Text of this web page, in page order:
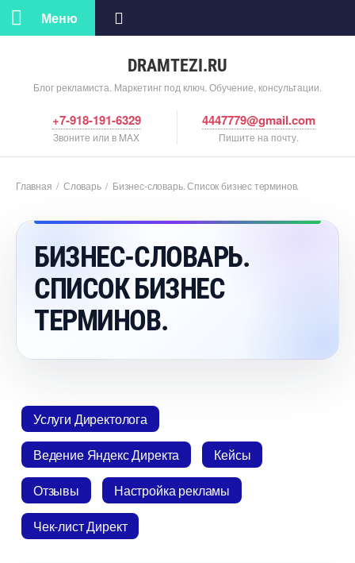
DRAMTEZI.RU
Блог рекламиста. Маркетинг под ключ. Обучение, консультации.
Меню
+7-918-191-6329
Звоните или в MAX
4447779@gmail.com
Пишите на почту.
Главная / Словарь/ Бизнес-словарь. Список бизнес терминов.
БИЗНЕС-СЛОВАРЬ.
СПИСОК БИЗНЕС
ТЕРМИНОВ.
Услуги Директолога
едение Яндекс Директа
Кейсы
Отзывы
Настройка рекламы
Чек-лист Директ